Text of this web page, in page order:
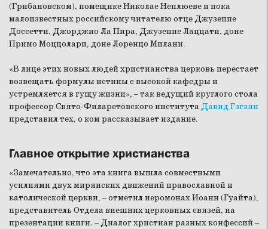
(Грибановском), помещике Николае Неплюеве и пока
малоизвестных российскому читателю отце Джузеппе
Доссетти, Джорджио Ла Пира, Джузеппе Лаццати, доне
Примо Моццолари, доне Лоренцо Милани.
«В лице этих новых людей христианства церковь перестает
возвещать формулы истины с высокой кафедры и
устремляется в гущу жизни», – так ведущий круглого стола
профессор Свято-Филаретовского институтаДавид Гзгзян
представил тех, о ком рассказывает издание.
Главное открытие христианства
«Замечательно, что эта книга вышла совместными
усилиями двух мирянских движений православной и
католической церкви, – отметил иеромонах Иоанн (Гуайта),
представитель Отдела внешних церковных связей, на
презентации книги. – Диалог христиан разных конфессий –